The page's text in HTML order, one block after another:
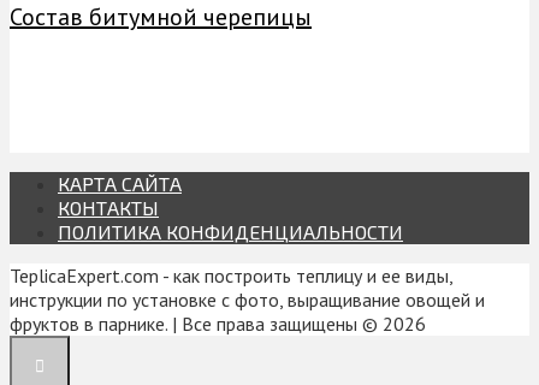
Состав битумной черепицы
КАРТА САЙТА
КОНТАКТЫ
ПОЛИТИКА КОНФИДЕНЦИАЛЬНОСТИ
TeplicaExpert.com - как построить теплицу и ее виды,
инструкции по установке с фото, выращивание овощей и
фруктов в парнике. | Все права защищены © 2026